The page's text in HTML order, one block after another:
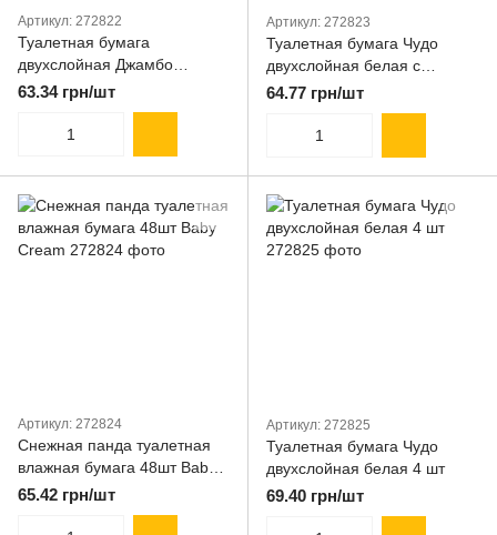
Артикул: 272822
Туалетная бумага
двухслойная Джамбо
Стандарт белый 2-х слой
63.34 грн/шт
Артикул: 272823
Туалетная бумага Чудо
двухслойная белая с
фиолетовым 4 шт
64.77 грн/шт
Артикул: 272824
Снежная панда туалетная
влажная бумага 48шт Baby
Cream
65.42 грн/шт
Артикул: 272825
Туалетная бумага Чудо
двухслойная белая 4 шт
69.40 грн/шт